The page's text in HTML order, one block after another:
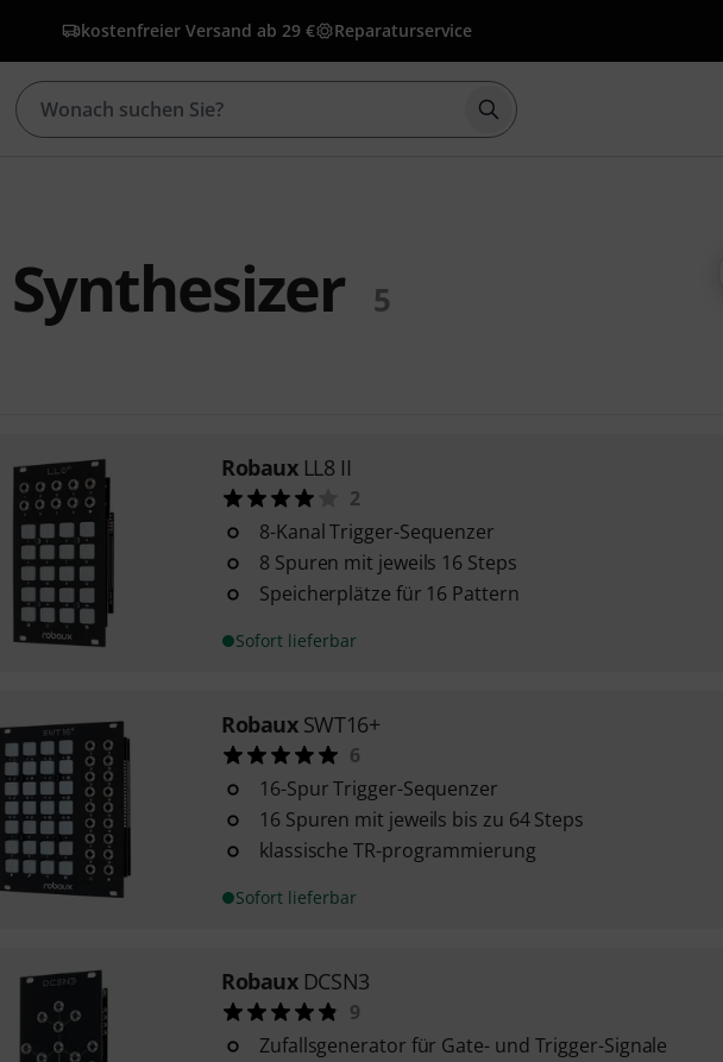
kostenfreier Versand ab 29 € Reparaturservice
Suche mit Suchwort
5
Robaux LL8 II
2
8-Kanal Trigger-Sequenzer
8 Spuren mit jeweils 16 Steps
Speicherplätze für 16 Pattern
Sofort lieferbar
Robaux SWT16+
6
16-Spur Trigger-Sequenzer
16 Spuren mit jeweils bis zu 64 Steps
klassische TR-programmierung
Sofort lieferbar
Robaux DCSN3
9
Zufallsgenerator für Gate- und Trigger-Signale